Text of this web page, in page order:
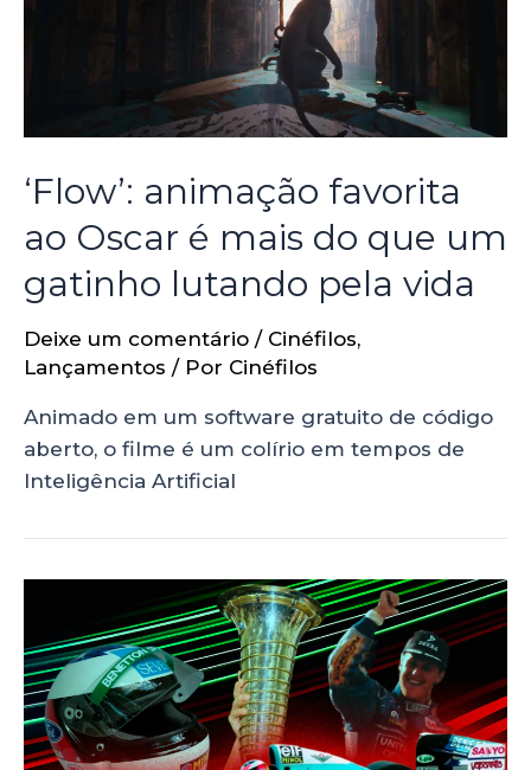
‘Flow’: animação favorita
ao Oscar é mais do que um
gatinho lutando pela vida
Deixe um comentário / Cinéfilos,
Lançamentos / Por Cinéfilos
Animado em um software gratuito de código
aberto, o filme é um colírio em tempos de
Inteligência Artificial